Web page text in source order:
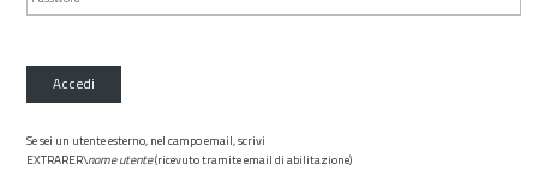
Accedi
Se sei un utente esterno, nel campo email, scrivi
EXTRARER\nome utente(ricevuto tramite email di abilitazione)